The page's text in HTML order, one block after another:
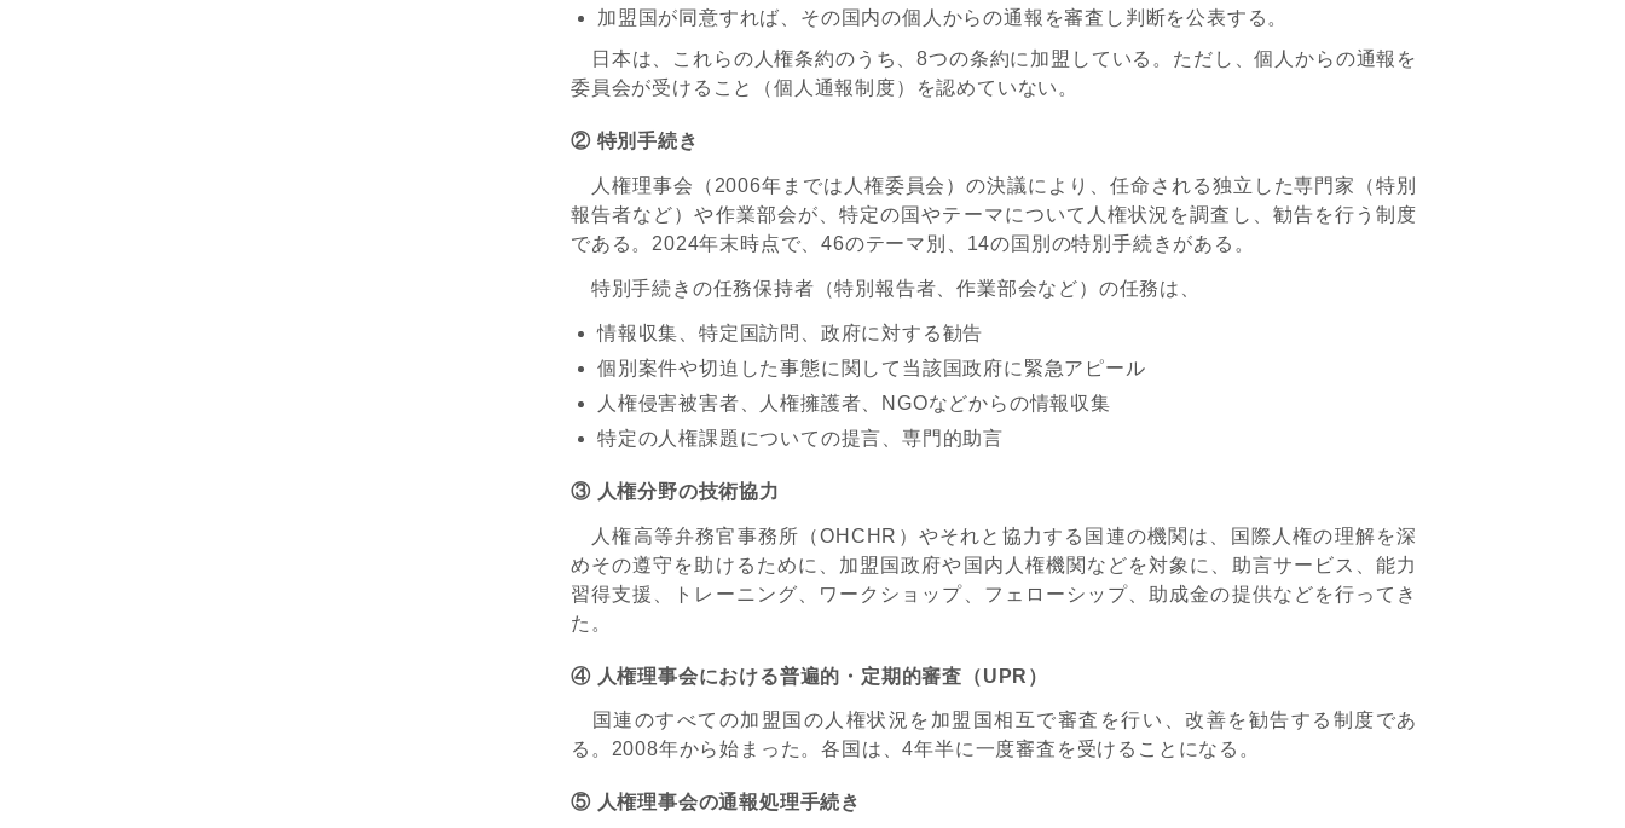
加盟国が同意すれば、その国内の個人からの通報を審査し判断を公表する。
日本は、これらの人権条約のうち、8つの条約に加盟している。ただし、個人からの通報を
委員会が受けること（個人通報制度）を認めていない。
② 特別手続き
人権理事会（2006年までは人権委員会）の決議により、任命される独立した専門家（特別
報告者など）や作業部会が、特定の国やテーマについて人権状況を調査し、勧告を行う制度
である。2024年末時点で、46のテーマ別、14の国別の特別手続きがある。
特別手続きの任務保持者（特別報告者、作業部会など）の任務は、
情報収集、特定国訪問、政府に対する勧告
個別案件や切迫した事態に関して当該国政府に緊急アピール
人権侵害被害者、人権擁護者、NGOなどからの情報収集
特定の人権課題についての提言、専門的助言
③ 人権分野の技術協力
人権高等弁務官事務所（OHCHR）やそれと協力する国連の機関は、国際人権の理解を深
めその遵守を助けるために、加盟国政府や国内人権機関などを対象に、助言サービス、能力
習得支援、トレーニング、ワークショップ、フェローシップ、助成金の提供などを行ってき
た。
④ 人権理事会における普遍的・定期的審査（UPR）
国連のすべての加盟国の人権状況を加盟国相互で審査を行い、改善を勧告する制度であ
る。2008年から始まった。各国は、4年半に一度審査を受けることになる。
⑤ 人権理事会の通報処理手続き